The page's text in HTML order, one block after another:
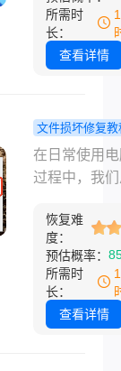
的故障信号
蓝屏，慌乱
尝试是大忌
突然遭遇一
困惑的错误
0x80070002
件”这样的描
不仅会中断
操作，更可
着系统底层
件缺失、损
置紊乱的问
么
代码怎么解
别担心，本
浅入深，为
所需时
长：
查看详情
文件损坏修复教
脑中图片打
怎么办？全
南！
在日常使用
过程中，我
的问题——精
摄或保存的
然无法打开
论是提示“无
此图片”、“内
恢复难
度：
预估概率：
所需时
长：
查看详情